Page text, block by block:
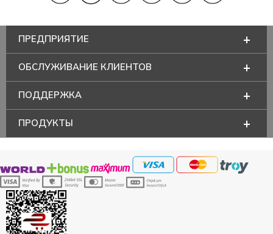
ПРЕДПРИЯТИЕ
ОБСЛУЖИВАНИЕ КЛИЕНТОВ
ПОДДЕРЖКА
ПРОДУКТЫ